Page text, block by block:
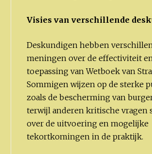
Visies van verschillende
Deskundigen hebben
meningen over de effectiviteit
toepassing van Wetboek van
Sommigen wijzen op de sterke
zoals de bescherming van
terwijl anderen kritische vragen
over de uitvoering en mogelijke
tekortkomingen in de praktijk.